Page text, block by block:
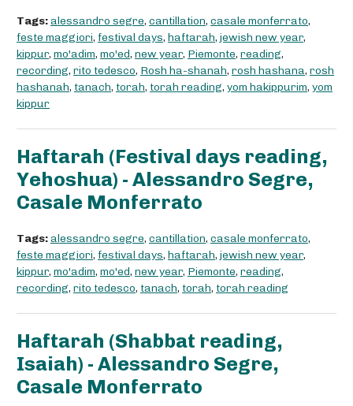
Tags:alessandro segre, cantillation, casale monferrato,
feste maggiori, festival days, haftarah, jewish new year,
kippur, mo'adim, mo'ed, new year, Piemonte, reading,
recording, rito tedesco, Rosh ha-shanah, rosh hashana, rosh
hashanah, tanach, torah, torah reading, yom hakippurim, yom
kippur
Haftarah (Festival days reading,
Yehoshua) - Alessandro Segre,
Casale Monferrato
Tags:alessandro segre, cantillation, casale monferrato,
feste maggiori, festival days, haftarah, jewish new year,
kippur, mo'adim, mo'ed, new year, Piemonte, reading,
recording, rito tedesco, tanach, torah, torah reading
Haftarah (Shabbat reading,
Isaiah) - Alessandro Segre,
Casale Monferrato